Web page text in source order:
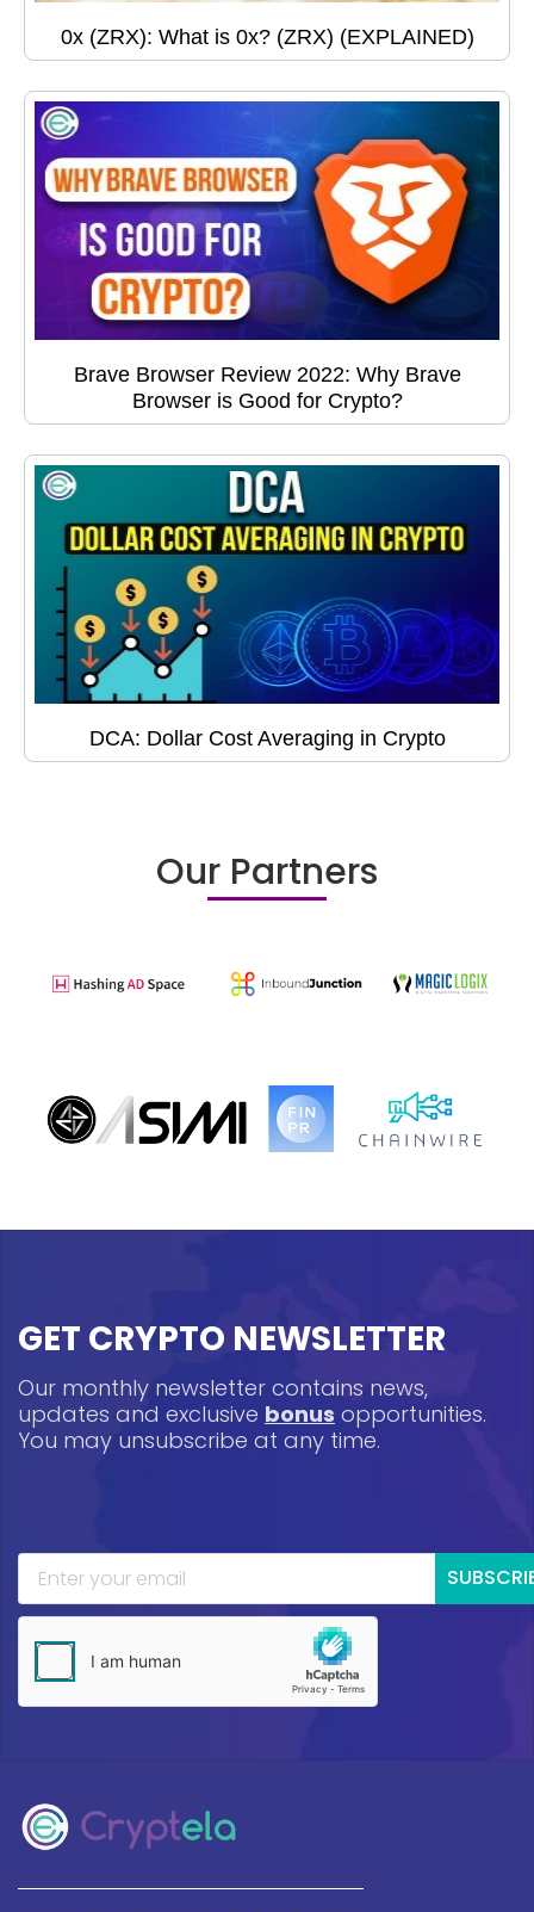
0x (ZRX): What is 0x? (ZRX) (EXPLAINED)
Brave Browser Review 2022: Why Brave
Browser is Good for Crypto?
DCA: Dollar Cost Averaging in Crypto
Our Partners
GET CRYPTO NEWSLETTER
Our monthly newsletter contains news,
updates and exclusive bonus opportunities.
You may unsubscribe at any time.